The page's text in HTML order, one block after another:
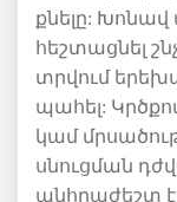
քնելը: Խոնավ
հեշտացնել
տրվում
պահել:
կամ
սնուցման
անհրաժեշտ է